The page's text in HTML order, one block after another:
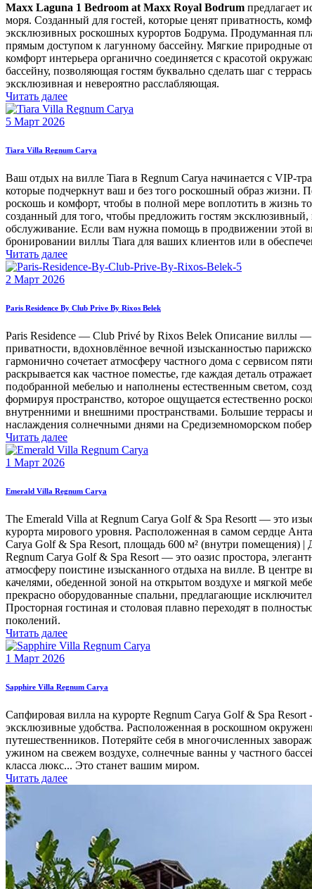
Maxx Laguna 1 Bedroom at Maxx Royal Bodrum предлагает
моря. Созданный для гостей, которые ценят приватность,
эксклюзивных роскошных курортов Бодрума. Продуманная
прямым доступом к лагунному бассейну. Мягкие природные
комфорт интерьера органично соединяется с красотой
бассейну, позволяющая гостям буквально сделать шаг с
эксклюзивная и невероятно расслабляющая.
Читать далее
5 Март 2026
Tiara Villa Regnum Carya
Ваш отдых на вилле Tiara в Regnum Carya начинается с VIP-
которые подчеркнут ваш и без того роскошный образ жизни.
роскошь и комфорт, чтобы в полной мере воплотить в жизнь
созданный для того, чтобы предложить гостям
обслуживание. Если вам нужна помощь в продвижении этой
бронировании виллы Tiara для ваших клиентов или в
Читать далее
2 Март 2026
Paris Residence By Club Prive By Rixos Belek
Paris Residence — Club Privé by Rixos Belek Описание виллы —
приватности, вдохновлённое вечной изысканностью
гармонично сочетает атмосферу частного дома с сервисом
раскрывается как частное поместье, где каждая деталь
подобранной мебелью и наполнены естественным светом,
формируя пространство, которое ощущается естественно
внутренними и внешними пространствами. Большие террасы
наслаждения солнечными днями на Средиземноморском
Читать далее
1 Март 2026
Emerald Villa Regnum Carya
The Emerald Villa at Regnum Carya Golf & Spa Resortt — это
курорта мирового уровня. Расположенная в самом сердце
Carya Golf & Spa Resort, площадь 600 м² (внутри помещения)
Regnum Carya Golf & Spa Resort — это оазис простора,
атмосферу поистине изысканного отдыха на вилле. В центре
качелями, обеденной зоной на открытом воздухе и мягкой
прекрасно оборудованные спальни, предлагающие
Просторная гостиная и столовая плавно переходят в
поколений.
Читать далее
1 Март 2026
Sapphire Villa Regnum Carya
Сапфировая вилла на курорте Regnum Carya Golf & Spa Resort
эксклюзивные удобства. Расположенная в роскошном
путешественников. Потеряйте себя в многочисленных
ужином на свежем воздухе, солнечные ванны у частного
класса люкс... Это станет вашим миром.
Читать далее